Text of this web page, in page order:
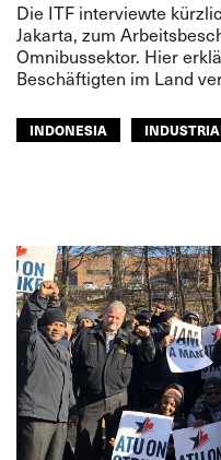
Die ITF interviewte
Jakarta, zum
Omnibussektor. Hier
Beschäftigten im Land
INDONESIA